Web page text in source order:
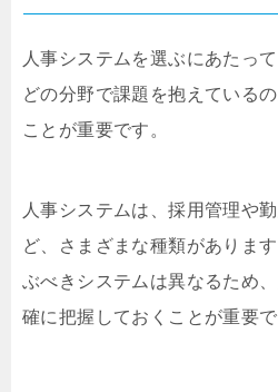
人事システムを選ぶにあたっ
どの分野で課題を抱えている
ことが重要です。
人事システムは、採用管理や
ど、さまざまな種類がありま
ぶべきシステムは異なるため
確に把握しておくことが重要で